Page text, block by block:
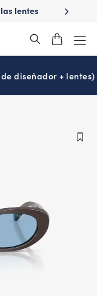
lentes
¿Es
diseñador + lentes)